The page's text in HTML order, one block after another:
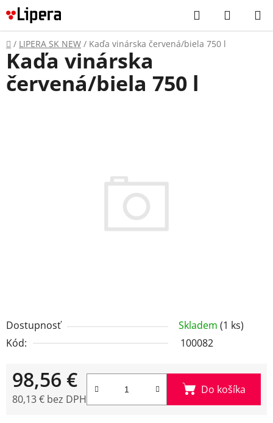
Prejsť
na
obsah
Hľadať
KOŠÍK
Domov
/ LIPERA SK NEW / Kaďa vinárska červená/biela 750 l
Dostupnosť Skladem (1 ks)
Kód:
100082
98,56 €
80,13 € bez DPH
Do košíka
Kaďa vinárska
červená/biela 750 l